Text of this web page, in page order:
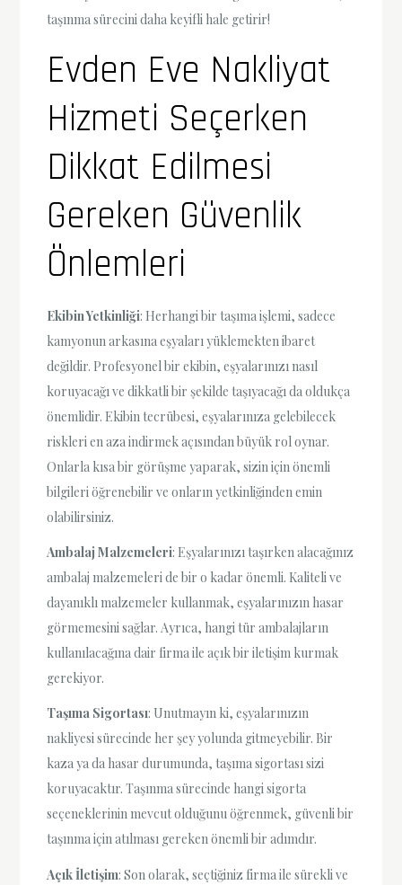
taşınma sürecini daha keyifli hale getirir!
Evden Eve Nakliyat
Hizmeti Seçerken
Dikkat Edilmesi
Gereken Güvenlik
Önlemleri
Ekibin Yetkinliği: Herhangi bir taşıma işlemi, sadece
kamyonun arkasına eşyaları yüklemekten ibaret
değildir. Profesyonel bir ekibin, eşyalarınızı nasıl
koruyacağı ve dikkatli bir şekilde taşıyacağı da oldukça
önemlidir. Ekibin tecrübesi, eşyalarınıza gelebilecek
riskleri en aza indirmek açısından büyük rol oynar.
Onlarla kısa bir görüşme yaparak, sizin için önemli
bilgileri öğrenebilir ve onların yetkinliğinden emin
olabilirsiniz.
Ambalaj Malzemeleri: Eşyalarınızı taşırken alacağınız
ambalaj malzemeleri de bir o kadar önemli. Kaliteli ve
dayanıklı malzemeler kullanmak, eşyalarınızın hasar
görmemesini sağlar. Ayrıca, hangi tür ambalajların
kullanılacağına dair firma ile açık bir iletişim kurmak
gerekiyor.
Taşıma Sigortası: Unutmayın ki, eşyalarınızın
nakliyesi sürecinde her şey yolunda gitmeyebilir. Bir
kaza ya da hasar durumunda, taşıma sigortası sizi
koruyacaktır. Taşınma sürecinde hangi sigorta
seçeneklerinin mevcut olduğunu öğrenmek, güvenli bir
taşınma için atılması gereken önemli bir adımdır.
Açık İletişim: Son olarak, seçtiğiniz firma ile sürekli ve